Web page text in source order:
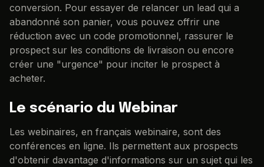
conversion. Pour essayer de relancer un lead qui a
abandonné son panier, vous pouvez offrir une
réduction avec un code promotionnel, rassurer le
prospect sur les conditions de livraison ou encore
créer une "urgence" pour inciter le prospect à
acheter.
Le scénario du Webinar
Les webinaires, en français webinaire, sont des
conférences en ligne. Ils permettent aux prospects
d'obtenir davantage d'informations sur un sujet qui les